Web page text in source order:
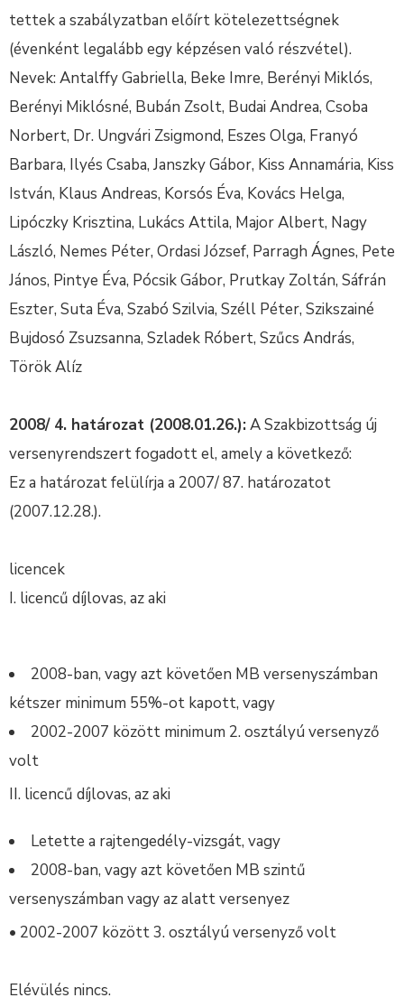
tettek a szabályzatban előírt kötelezettségnek
(évenként legalább egy képzésen való részvétel).
Nevek: Antalffy Gabriella, Beke Imre, Berényi Miklós,
Berényi Miklósné, Bubán Zsolt, Budai Andrea, Csoba
Norbert, Dr. Ungvári Zsigmond, Eszes Olga, Franyó
Barbara, Ilyés Csaba, Janszky Gábor, Kiss Annamária, Kiss
István, Klaus Andreas, Korsós Éva, Kovács Helga,
Lipóczky Krisztina, Lukács Attila, Major Albert, Nagy
László, Nemes Péter, Ordasi József, Parragh Ágnes, Pete
János, Pintye Éva, Pócsik Gábor, Prutkay Zoltán, Sáfrán
Eszter, Suta Éva, Szabó Szilvia, Széll Péter, Szikszainé
Bujdosó Zsuzsanna, Szladek Róbert, Szűcs András,
Török Alíz
2008/ 4. határozat (2008.01.26.):A Szakbizottság új
versenyrendszert fogadott el, amely a következő:
Ez a határozat felülírja a 2007/ 87. határozatot
(2007.12.28.).
licencek
I. licencű díjlovas, az aki
2008-ban, vagy azt követően MB versenyszámban
kétszer minimum 55%-ot kapott, vagy
2002-2007 között minimum 2. osztályú versenyző
volt
II. licencű díjlovas, az aki
Letette a rajtengedély-vizsgát, vagy
2008-ban, vagy azt követően MB szintű
versenyszámban vagy az alatt versenyez
• 2002-2007 között 3. osztályú versenyző volt
Elévülés nincs.